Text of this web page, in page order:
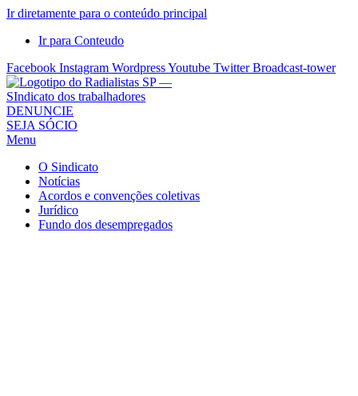
Ir diretamente para o conteúdo principal
Ir para Conteudo
Facebook Instagram WordpressYoutube Twitter Broadcast-tower
Sindicato
dos
Radialistas
São
Paulo
Sindicato
DENUNCIE
SEJA SÓCIO
Menu
O Sindicato
Notícias
Acordos e convenções coletivas
Jurídico
Fundo dos desempregados